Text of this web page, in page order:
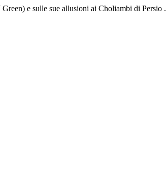
e sulle sue allusioni ai Choliambi di Persio .